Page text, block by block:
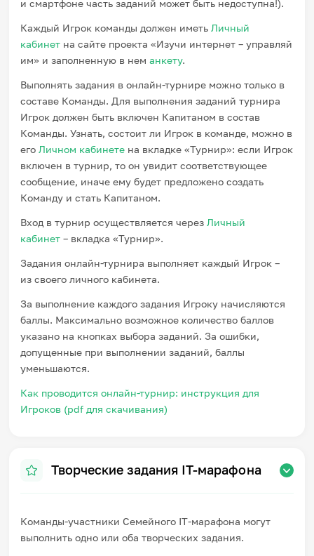
и смартфоне часть заданий может быть недоступна!).
Каждый Игрок команды должен иметьЛичный
кабинет на сайте проекта «Изучи интернет – управляй
им» и заполненную в неманкету.
Выполнять задания в онлайн-турнире можно только в
составе Команды. Для выполнения заданий турнира
Игрок должен быть включен Капитаном в состав
Команды. Узнать, состоит ли Игрок в команде, можно в
егоЛичном кабинете на вкладке «Турнир»: если Игрок
включен в турнир, то он увидит соответствующее
сообщение, иначе ему будет предложено создать
Команду и стать Капитаном.
Вход в турнир осуществляется черезЛичный
кабинет – вкладка «Турнир».
Задания онлайн-турнира выполняет каждый Игрок –
из своего личного кабинета.
За выполнение каждого задания Игроку начисляются
баллы. Максимально возможное количество баллов
указано на кнопках выбора заданий. За ошибки,
допущенные при выполнении заданий, баллы
уменьшаются.
Как проводится онлайн-турнир: инструкция для
Игроков (pdf для скачивания)
Творческие задания IT-марафона
Команды-участники Семейного IT-марафона могут
выполнить одно или оба творческих задания.